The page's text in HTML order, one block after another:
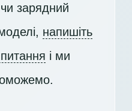
зарядний
напишіть
і ми